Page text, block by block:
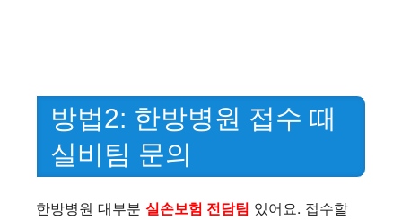
방법2: 한방병원 접수 때
실비팀 문의
한방병원 대부분 실손보험 전담팀 있어요. 접수할